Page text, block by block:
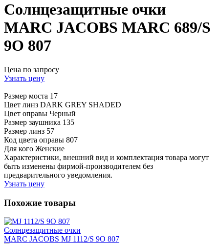
Солнцезащитные очки
MARC JACOBS MARC 689/S
9O 807
Цена по запросу
Узнать цену
Размер моста 17
Цвет линз DARK GREY SHADED
Цвет оправы Черный
Размер заушника 135
Размер линз 57
Код цвета оправы 807
Для кого Женские
Характеристики, внешний вид и комплектация товара могут
быть изменены фирмой-производителем без
предварительного уведомления.
Узнать цену
Похожие товары
Солнцезащитные очки
MARC JACOBS MJ 1112/S 9O 807